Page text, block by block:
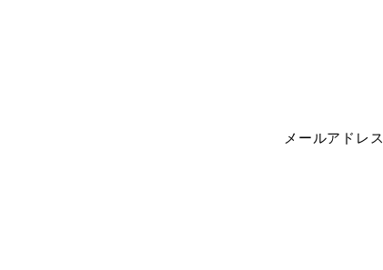
メールアドレス